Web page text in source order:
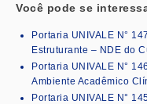
Você pode se
Portaria UNIVALE N°
Estruturante – NDE do
Portaria UNIVALE N°
Ambiente Acadêmico
Portaria UNIVALE N°